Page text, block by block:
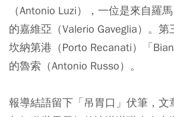
（Antonio Luzi），一位是來自羅
的嘉維亞（Valerio Gaveglia）。
坎納第港（Porto Recanati）「
的魯索（Antonio Russo）。
報導結語留下「吊胃口」伏筆，文